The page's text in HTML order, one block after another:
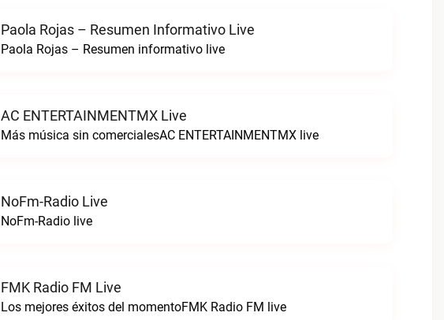
Paola Rojas – Resumen Informativo Live
Paola Rojas – Resumen informativo live
AC ENTERTAINMENTMX Live
Más música sin comercialesAC ENTERTAINMENTMX live
NoFm-Radio Live
NoFm-Radio live
FMK Radio FM Live
Los mejores éxitos del momentoFMK Radio FM live